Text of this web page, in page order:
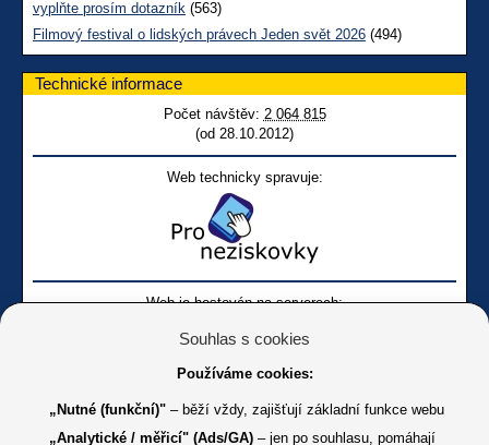
vyplňte prosím dotazník (563)
Filmový festival o lidských právech Jeden svět 2026 (494)
Technické informace
Počet návštěv: 2 064 815
(od 28.10.2012)
Web technicky spravuje:
Web je hostován na serverech:
Souhlas s cookies
Používáme cookies:
„Nutné (funkční)" – běží vždy, zajišťují základní funkce webu
„Analytické / měřicí" (Ads/GA) – jen po souhlasu, pomáhají